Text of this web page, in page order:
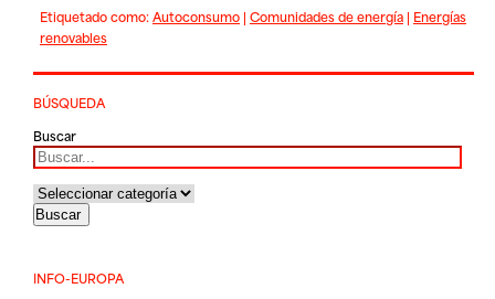
Etiquetado como:Autoconsumo| Comunidades de energía| Energías
renovables
BÚSQUEDA
Buscar
INFO-EUROPA